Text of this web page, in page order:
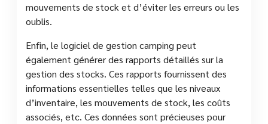
mouvements de stock et d’éviter les erreurs ou les
oublis.
Enfin, le logiciel de gestion camping peut
également générer des rapports détaillés sur la
gestion des stocks. Ces rapports fournissent des
informations essentielles telles que les niveaux
d’inventaire, les mouvements de stock, les coûts
associés, etc. Ces données sont précieuses pour